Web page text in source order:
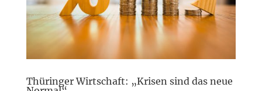
Thüringer Wirtschaft: „Krisen sind das neue